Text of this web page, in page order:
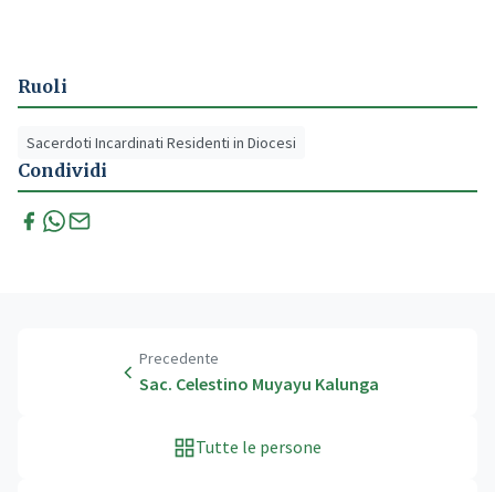
Ruoli
Sacerdoti Incardinati Residenti in Diocesi
Condividi
Precedente
Sac. Celestino Muyayu Kalunga
Tutte le persone